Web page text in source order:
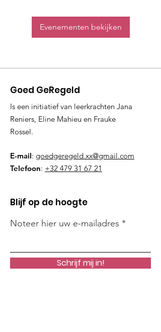
Evenementen bekijken
Goed GeRegeld
Is een initiatief van leerkrachten Jana
Reniers, Eline Mahieu en Frauke
Rossel.
E-mail: goedgeregeld.xx@gmail.com
Telefoon: +32 479 31 67 21
Blijf op de hoogte
Noteer hier uw e-mailadres
Schrijf mij in!